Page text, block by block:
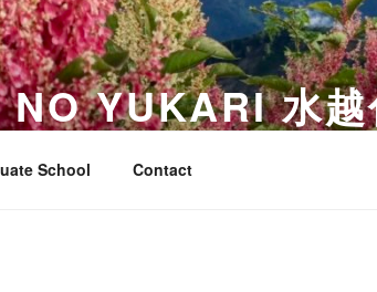
YUKARI 水越
School Contact